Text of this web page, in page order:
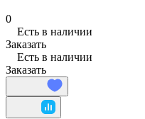
0
Есть в наличии
Заказать
Есть в наличии
Заказать